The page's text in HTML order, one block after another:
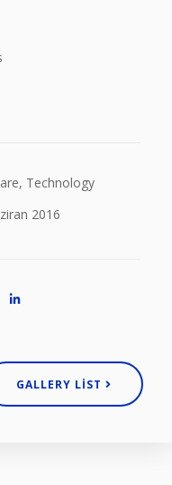
Technology
2016
GALLERY LIST